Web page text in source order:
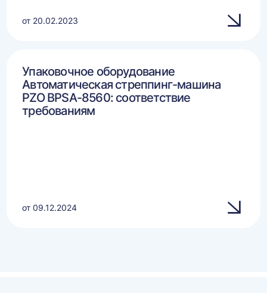
от 20.02.2023
Упаковочное оборудование
Автоматическая стреппинг-машина
PZO BPSA-8560: соответствие
требованиям
от 09.12.2024